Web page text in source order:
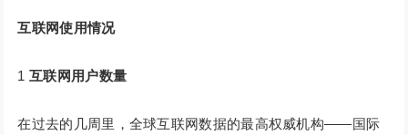
互联网使用情况
1互联网用户数量
在过去的几周里，全球互联网数据的最高权威机构——国际